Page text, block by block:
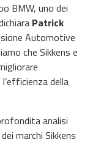
BMW, uno dei
Patrick
Automotive
che Sikkens e
della
analisi
marchi Sikkens